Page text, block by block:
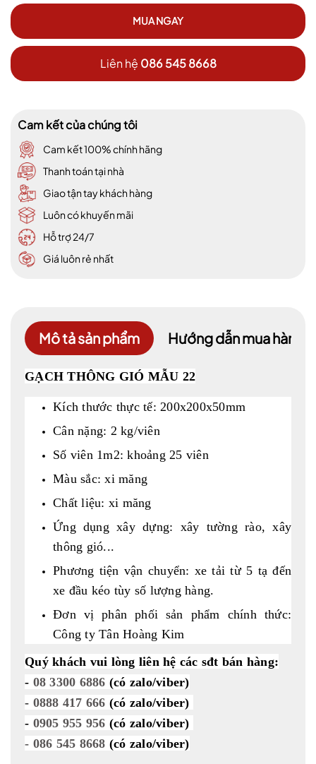
MUA NGAY
Liên hệ 086 545 8668
Cam kết của chúng tôi
Cam kết 100% chính hãng
Thanh toán tại nhà
Giao tận tay khách hàng
Luôn có khuyến mãi
Hỗ trợ 24/7
Giá luôn rẻ nhất
Mô tả sản phẩm Hướng dẫn mua hàng
GẠCH THÔNG GIÓ MẪU 22
Kích thước thực tế: 200x200x50mm
Cân nặng: 2 kg/viên
Số viên 1m2: khoảng 25 viên
Màu sắc: xi măng
Chất liệu: xi măng
Ứng dụng xây dựng: xây tường rào, xây
thông gió...
Phương tiện vận chuyển: xe tải từ 5 tạ đến
xe đầu kéo tùy số lượng hàng.
Đơn vị phân phối sản phẩm chính thức:
Công ty Tân Hoàng Kim
Quý khách vui lòng liên hệ các sđt bán hàng:
- 08 3300 6886 (có zalo/viber)
- 0888 417 666 (có zalo/viber)
- 0905 955 956 (có zalo/viber)
- 086 545 8668 (có zalo/viber)